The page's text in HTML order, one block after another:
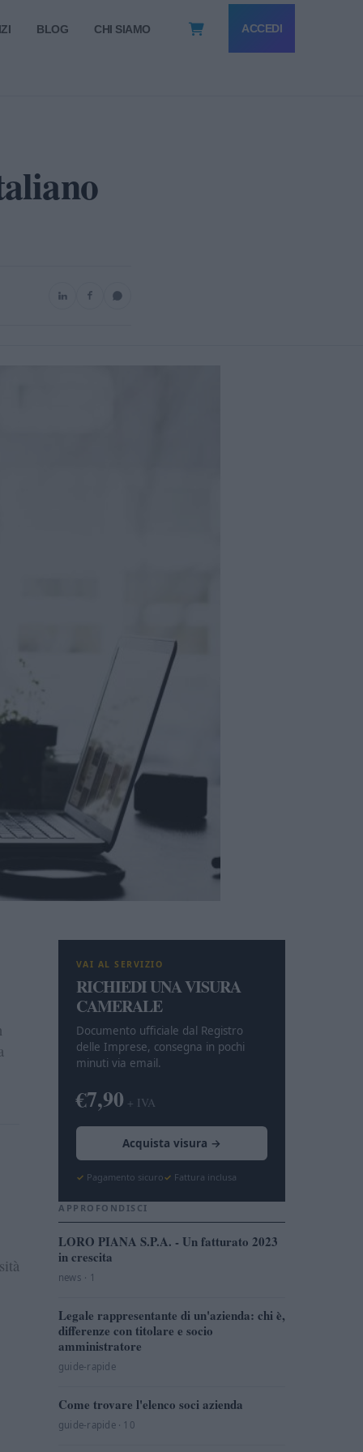
BLOG CHI SIAMO ACCEDI
VAI AL SERVIZIO
RICHIEDI UNA VISURA
CAMERALE
Documento ufficiale dal Registro
delle Imprese, consegna in pochi
minuti via email.
€7,90 + IVA
Acquista visura →
Pagamento sicuro Fattura inclusa
APPROFONDISCI
LORO PIANA S.P.A. - Un fatturato 2023
in crescita
news · 1
Legale rappresentante di un'azienda: chi è,
differenze con titolare e socio
amministratore
guide-rapide
Come trovare l'elenco soci azienda
guide-rapide · 10